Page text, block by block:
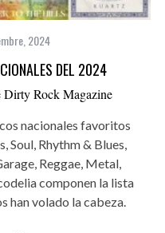
2024
DEL 2024
Dirty Rock Magazine
nacionales favoritos
Soul, Rhythm & Blues,
Reggae, Metal,
componen la lista
han volado la cabeza.